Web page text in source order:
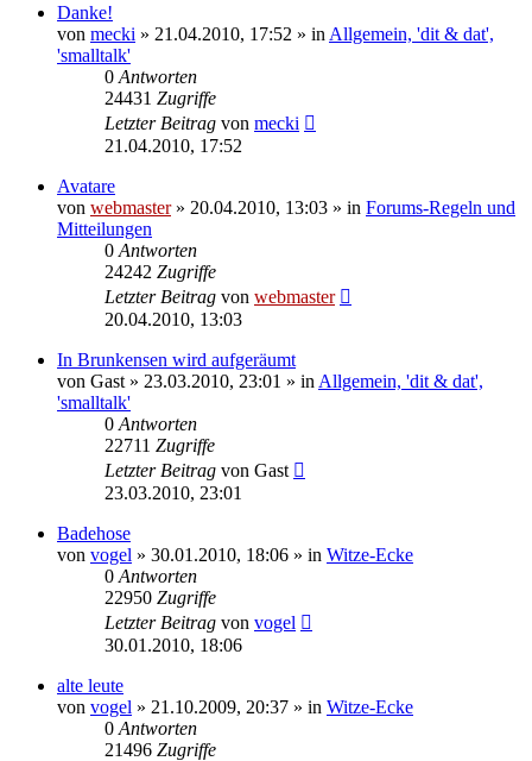
Danke!
von mecki » 21.04.2010, 17:52 » in Allgemein, 'dit & dat',
'smalltalk'
0 Antworten
24431 Zugriffe
Letzter Beitrag von mecki
21.04.2010, 17:52
Avatare
von webmaster» 20.04.2010, 13:03 » in Forums-Regeln und
Mitteilungen
0 Antworten
24242 Zugriffe
Letzter Beitrag von webmaster
20.04.2010, 13:03
In Brunkensen wird aufgeräumt
von Gast » 23.03.2010, 23:01 » in Allgemein, 'dit & dat',
'smalltalk'
0 Antworten
22711 Zugriffe
Letzter Beitrag von Gast
23.03.2010, 23:01
Badehose
von vogel » 30.01.2010, 18:06 » in Witze-Ecke
0 Antworten
22950 Zugriffe
Letzter Beitrag von vogel
30.01.2010, 18:06
alte leute
von vogel » 21.10.2009, 20:37 » in Witze-Ecke
0 Antworten
21496 Zugriffe